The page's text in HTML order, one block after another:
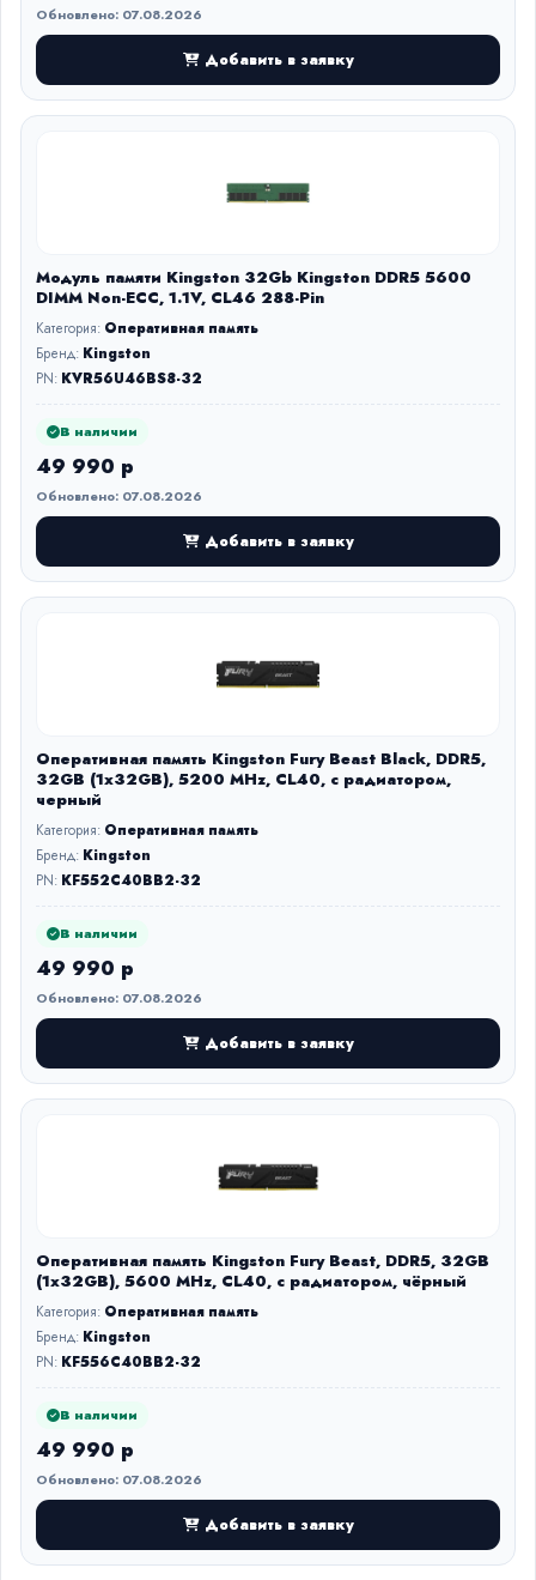
Обновлено: 07.08.2026
Добавить в заявку
Модуль памяти Kingston 32Gb Kingston DDR5 5600
DIMM Non-ECC, 1.1V, CL46 288-Pin
Категория: Оперативная память
Бренд: Kingston
PN: KVR56U46BS8-32
В наличии
49 990 р
Обновлено: 07.08.2026
Добавить в заявку
Оперативная память Kingston Fury Beast Black, DDR5,
32GB (1x32GB), 5200 MHz, CL40, с радиатором,
черный
Категория: Оперативная память
Бренд: Kingston
PN: KF552C40BB2-32
В наличии
49 990 р
Обновлено: 07.08.2026
Добавить в заявку
Оперативная память Kingston Fury Beast, DDR5, 32GB
(1x32GB), 5600 MHz, CL40, с радиатором, чёрный
Категория: Оперативная память
Бренд: Kingston
PN: KF556C40BB2-32
В наличии
49 990 р
Обновлено: 07.08.2026
Добавить в заявку